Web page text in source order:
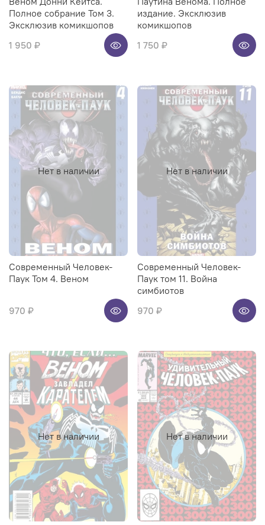
Полное собрание Том 3.
Эксклюзив комикшопов
1 950 ₽
издание. Эксклюзив
комикшопов
1 750 ₽
Нет в наличии
Современный Человек-
Паук Том 4. Веном
970 ₽
Нет в наличии
Современный Человек-
Паук том 11. Война
симбиотов
970 ₽
Нет в наличии Нет в наличии